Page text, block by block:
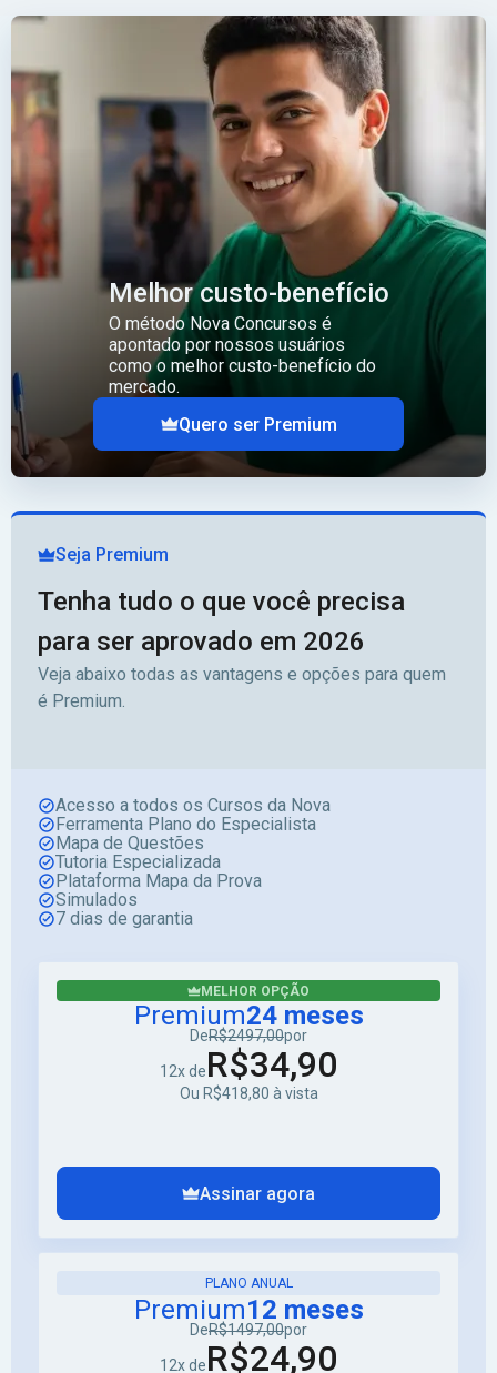
Melhor custo-benefício
O método Nova Concursos é
apontado por nossos usuários
como o melhor custo-benefício do
mercado.
Quero ser Premium
Seja Premium
Tenha tudo o que você precisa
para ser aprovado em 2026
Veja abaixo todas as vantagens e opções para quem
é Premium.
Acesso a todos os Cursos da Nova
Ferramenta Plano do Especialista
Mapa de Questões
Tutoria Especializada
Plataforma Mapa da Prova
Simulados
7 dias de garantia
MELHOR OPÇÃO
Premium24 meses
DeR$2497,00por
12x deR$34,90
Ou R$418,80 à vista
Assinar agora
PLANO ANUAL
Premium12 meses
DeR$1497,00por
12x deR$24,90